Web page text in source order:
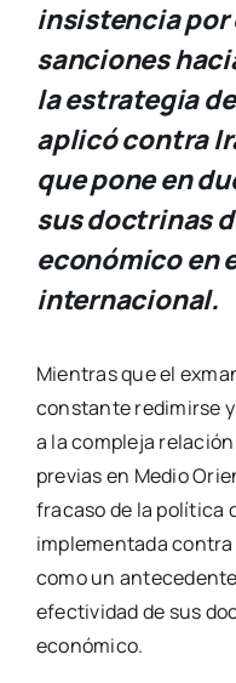
insistencia por
sanciones
la estrategia
aplicó contra
que pone en
sus doctrinas
económico en
internacional.
Mientras que el
constante redimirse
a la compleja
previas en Medio
fracaso de la política
implementada
como un
efectividad de sus
económico.